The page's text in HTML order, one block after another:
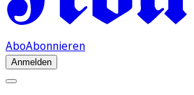
AboAbonnieren
Anmelden